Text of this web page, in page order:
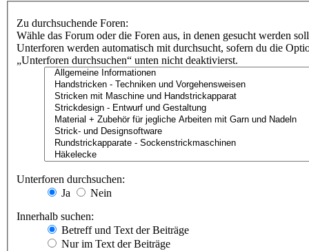
Zu durchsuchende Foren:
Wähle das Forum oder die Foren aus, in denen gesucht werden
Unterforen werden automatisch mit durchsucht, sofern du die
„Unterforen durchsuchen“ unten nicht deaktivierst.
Unterforen durchsuchen:
Ja
Nein
Innerhalb suchen:
Betreff und Text der Beiträge
Nur im Text der Beiträge